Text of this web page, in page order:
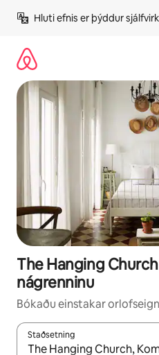
beint
Hluti efnis er þýddur
The Hanging
nágrenninu
Bókaðu einstakar
Staðsetning
Þegar niðurstöður liggja fyrir